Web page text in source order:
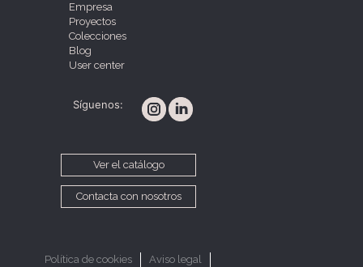
Empresa
Proyectos
Colecciones
Blog
User center
Síguenos:
Ver el catálogo
Contacta con nosotros
Política de cookies
Aviso legal